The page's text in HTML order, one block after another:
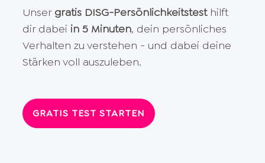
Unser gratis DISG-Persönlichkeitstesthilft
dir dabei in 5 Minuten, dein persönliches
Verhalten zu verstehen - und dabei deine
Stärken voll auszuleben.
GRATIS TEST STARTEN